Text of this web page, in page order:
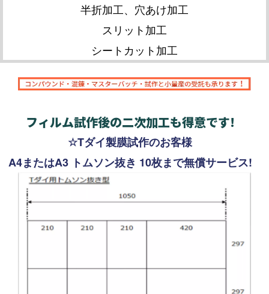
半折加工、穴あけ加工
スリット加工
シートカット加工
フィルム試作後の二次加工も得意です!
☆Tダイ製膜試作のお客様
A4またはA3 トムソン抜き 10枚まで無償サービス!